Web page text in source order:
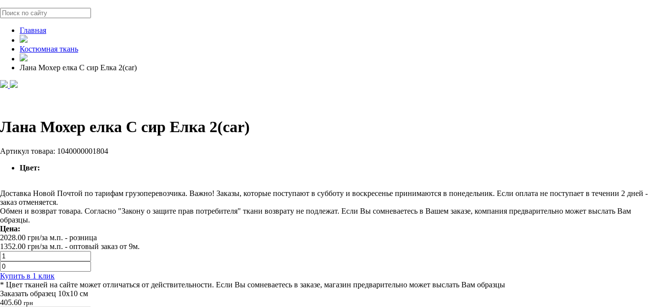
Главная
Костюмная ткань
Лана Мохер елка С сир Елка 2(car)
Лана Мохер елка С сир Елка 2(car)
Артикул товара: 1040000001804
Цвет:
Доставка Новой Почтой по тарифам грузоперевозчика. Важно! Заказы, которые поступают в субботу и воскресенье принимаются в понедельник. Если оплата не поступает в течении 2 дней -
заказ отменяется.
Обмен и возврат товара. Согласно "Закону о защите прав потребителя" ткани возврату не подлежат. Если Вы сомневаетесь в Вашем заказе, компания предварительно может выслать Вам
образцы.
Цена:
2028.00 грн/за м.п. - розница
1352.00 грн/за м.п. - оптовый заказ от 9м.
Купить в 1 клик
* Цвет тканей на сайте может отличаться от действительности. Если Вы сомневаетесь в заказе, магазин предварительно может выслать Вам образцы
Заказать образец 10х10 см
405.60 грн